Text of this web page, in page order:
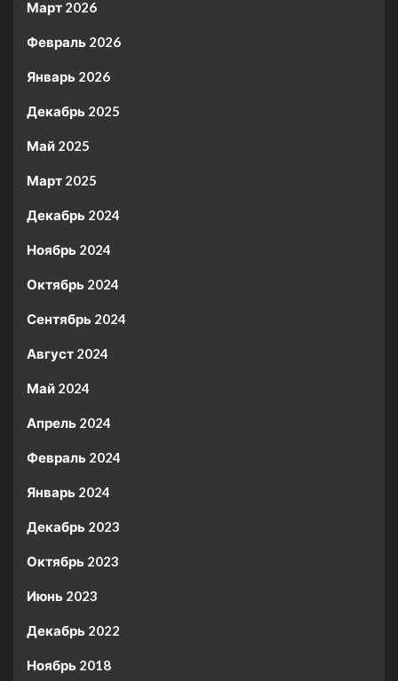
Март 2026
Февраль 2026
Январь 2026
Декабрь 2025
Май 2025
Март 2025
Декабрь 2024
Ноябрь 2024
Октябрь 2024
Сентябрь 2024
Август 2024
Май 2024
Апрель 2024
Февраль 2024
Январь 2024
Декабрь 2023
Октябрь 2023
Июнь 2023
Декабрь 2022
Ноябрь 2018